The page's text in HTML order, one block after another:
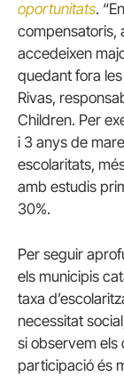
oportunitats.
compensatoris,
accedeixen
quedant fora
Rivas,
Children. Per
i 3 anys de
escolaritats,
amb estudis
30%.
Per seguir
els municipis
taxa
necessitat
si observem els
participació és